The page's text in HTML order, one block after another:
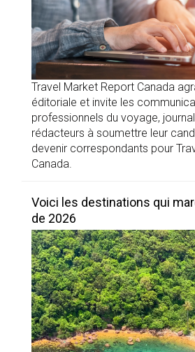
Travel Market Report Canada
éditoriale et invite les
professionnels du voyage,
rédacteurs à soumettre leur
devenir correspondants pour
Canada.
Voici les destinations qui
de 2026